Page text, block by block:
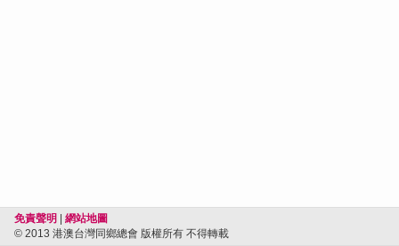
免責聲明
網站地圖
© 2013 港澳台灣同鄉總會 版權所有 不得轉載